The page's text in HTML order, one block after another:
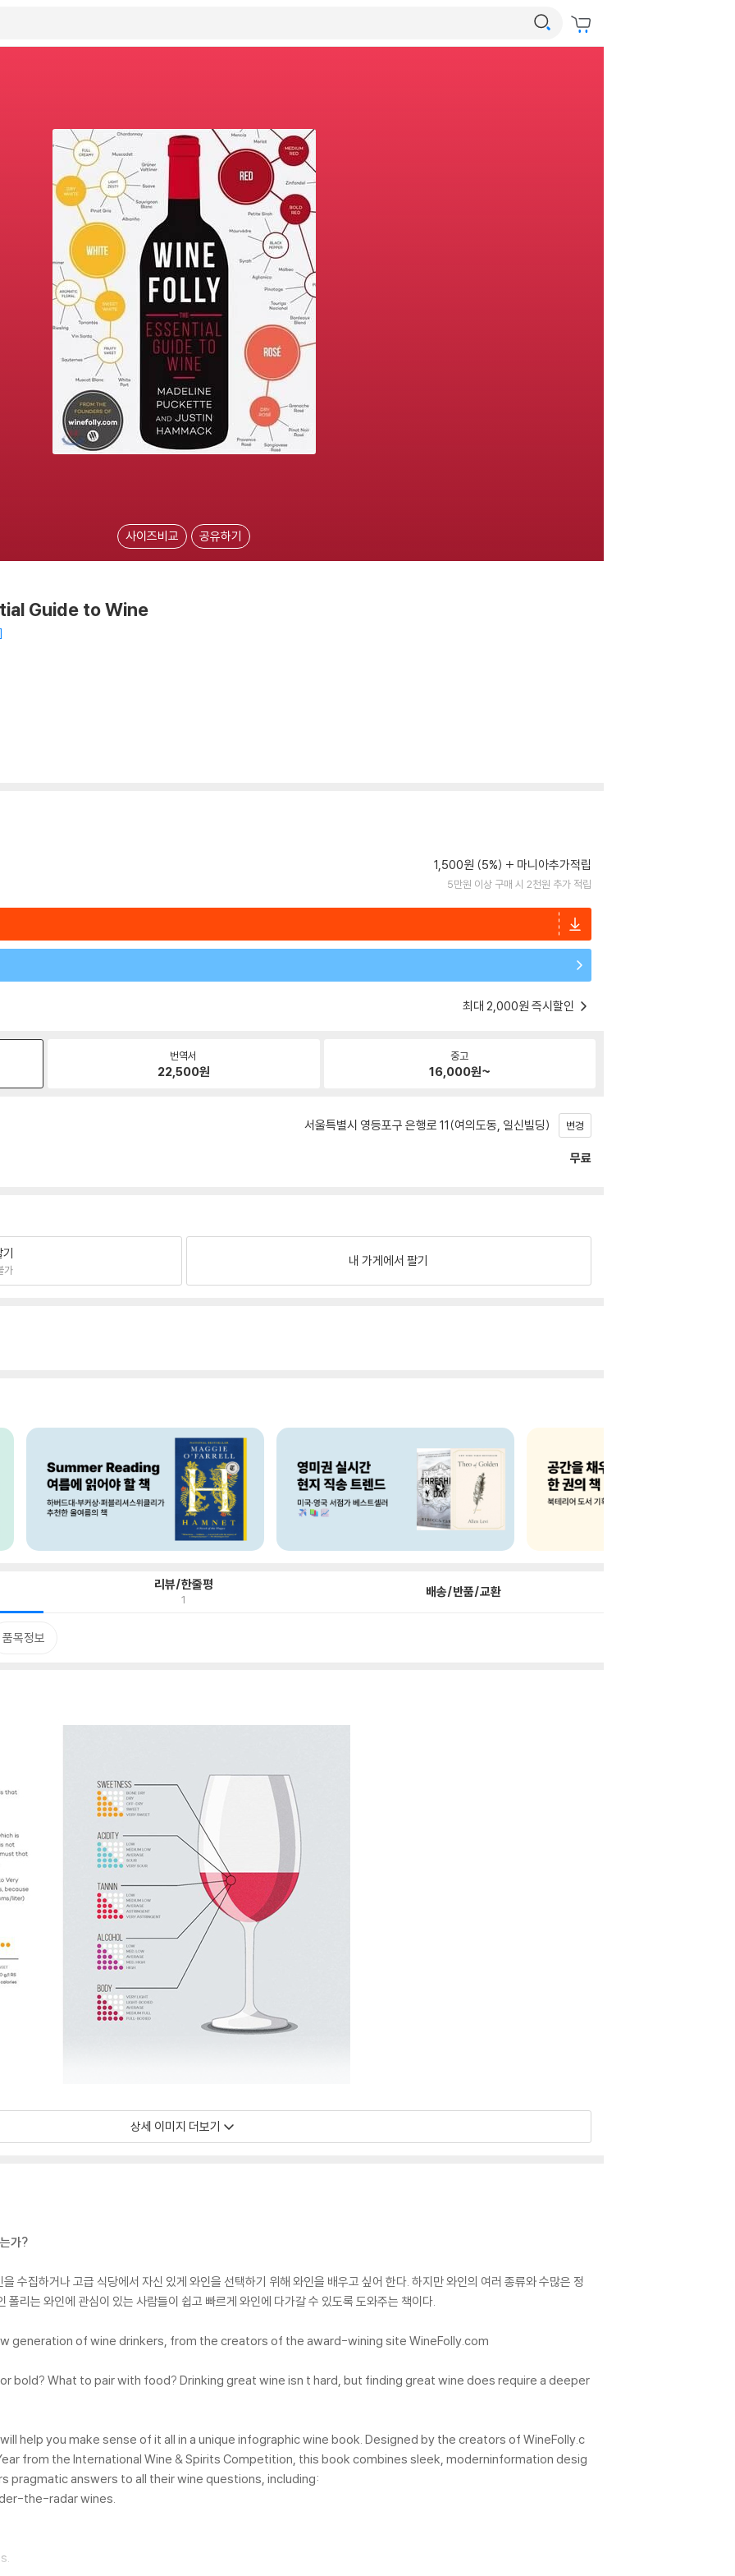
사이즈비교 공유하기
Guide to Wine
1,500원 (5%) 마니아추가적립
5만원 이상 구매 시 2천원 추가 적립
최대 2,000원 즉시할인
번역서
22,500원
중고
16,000원~
서울특별시 영등포구 은행로 11(여의도동, 일신빌딩) 변경
무료
가
내 가게에서 팔기
리뷰/한줄평
1 배송/반품/교환
품목정보
상세 이미지 더보기
가?
수집하거나 고급 식당에서 자신 있게 와인을 선택하기 위해 와인을 배우고 싶어 한다. 하지만 와인의 여러 종류와 수많은 정
폴리는 와인에 관심이 있는 사람들이 쉽고 빠르게 와인에 다가갈 수 있도록 도와주는 책이다.
generation of wine drinkers, from the creators of the award-wining site WineFolly.com
bold? What to pair with food? Drinking great wine isn t hard, but finding great wine does require a deeper
help you make sense of it all in a unique infographic wine book. Designed by the creators of WineFolly.c
from the International Wine & Spirits Competition, this book combines sleek, moderninformation desig
pragmatic answers to all their wine questions, including:
the-radar wines.